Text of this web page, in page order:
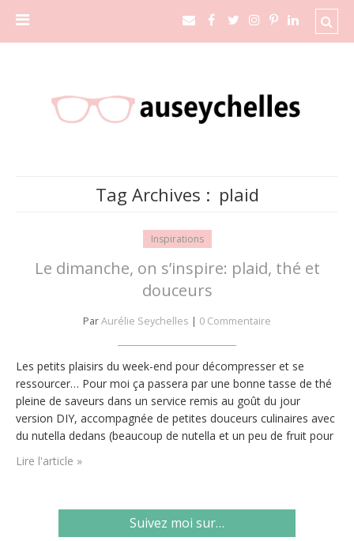
Tag Archives : plaid
Inspirations
Le dimanche, on s’inspire: plaid, thé et
douceurs
ParAurélie Seychelles | 0 Commentaire
Les petits plaisirs du week-end pour décompresser et se
ressourcer… Pour moi ça passera par une bonne tasse de thé
pleine de saveurs dans un service remis au goût du jour
version DIY, accompagnée de petites douceurs culinaires avec
du nutella dedans (beaucoup de nutella et un peu de fruit pour
la bonne conscience), le tout glissée confortablement sous
Lire l'article »
Suivez moi sur…